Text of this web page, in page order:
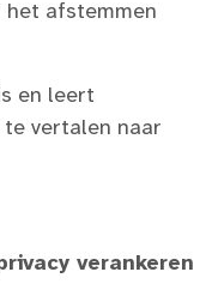
het afstemmen
en leert
vertalen naar
verankeren